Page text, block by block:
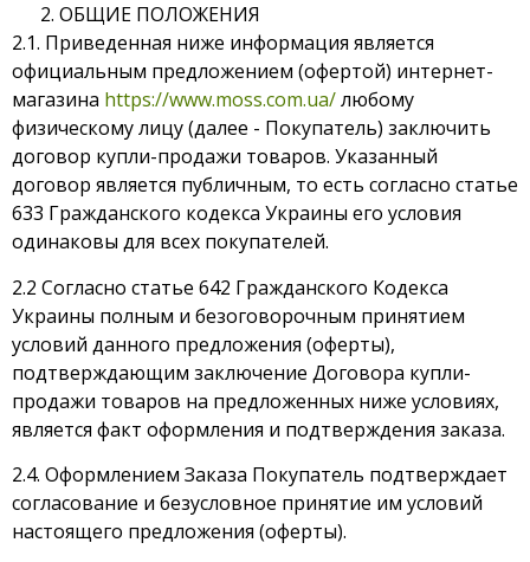
ОБЩИЕ ПОЛОЖЕНИЯ
2.1. Приведенная ниже информация является
официальным предложением (офертой) интернет-
магазина https://www.moss.com.ua/любому
физическому лицу (далее - Покупатель) заключить
договор купли-продажи товаров. Указанный
договор является публичным, то есть согласно статье
633 Гражданского кодекса Украины его условия
одинаковы для всех покупателей.
2.2 Согласно статье 642 Гражданского Кодекса
Украины полным и безоговорочным принятием
условий данного предложения (оферты),
подтверждающим заключение Договора купли-
продажи товаров на предложенных ниже условиях,
является факт оформления и подтверждения заказа.
2.4. Оформлением Заказа Покупатель подтверждает
согласование и безусловное принятие им условий
настоящего предложения (оферты).